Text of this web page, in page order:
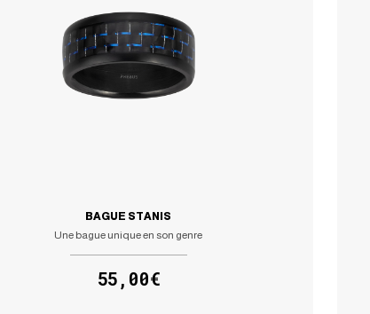
BAGUE STANIS
Une bague unique en son genre
55,00€